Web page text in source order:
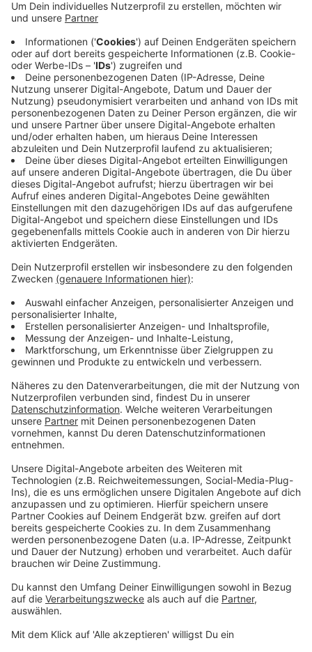
Habt ihr schon mal euren Schufa-Score
abgefragt?
Irgendwann trifft es doch mal jeden. Um
beispielsweise sich für eine neue Wohnung zu
bewerben, erwartet der Vermieter einen Schufa-
Score. Den muss man bei der Firma Schufa Holding
GmbH beantragen, um zu zeigen, wie kreditwürdig
man ist. Habt ihr das schon einmal machen müssen?
Ja, mehrmals. Alles im grünen Bereich. 45%
Bislang nur einmal. 30%
Noch nie. Warum auch? 25%
Das weiß ich nicht. 0%
Die Abstimmung ist bereits abgeschlossen.Es
wurden insgesamt40 Stimmenabgegeben.
Anzeige
Anzeige
Die Schufa erhält von ihren Vertragspartnern
Informationen etwa über die Eröffnung von
Girokonten, die Ausgabe von Kreditkarten, den
Angaben der Schufa bedarf es auf Grundlage der
Datenschutz-Grundverordnung (DSGVO) für die
Verbraucher mehr durch Unterzeichnung einer Schufa-